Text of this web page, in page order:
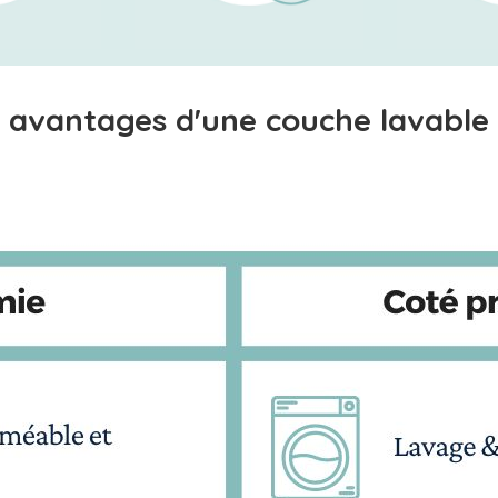
avantages d'une couche lavable